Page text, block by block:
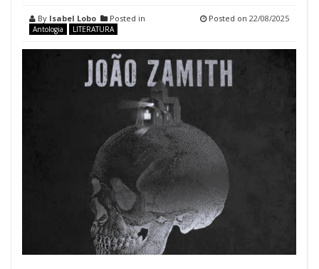
By Isabel Lobo Posted in
Antologia LITERATURA
Posted on 22/08/2025